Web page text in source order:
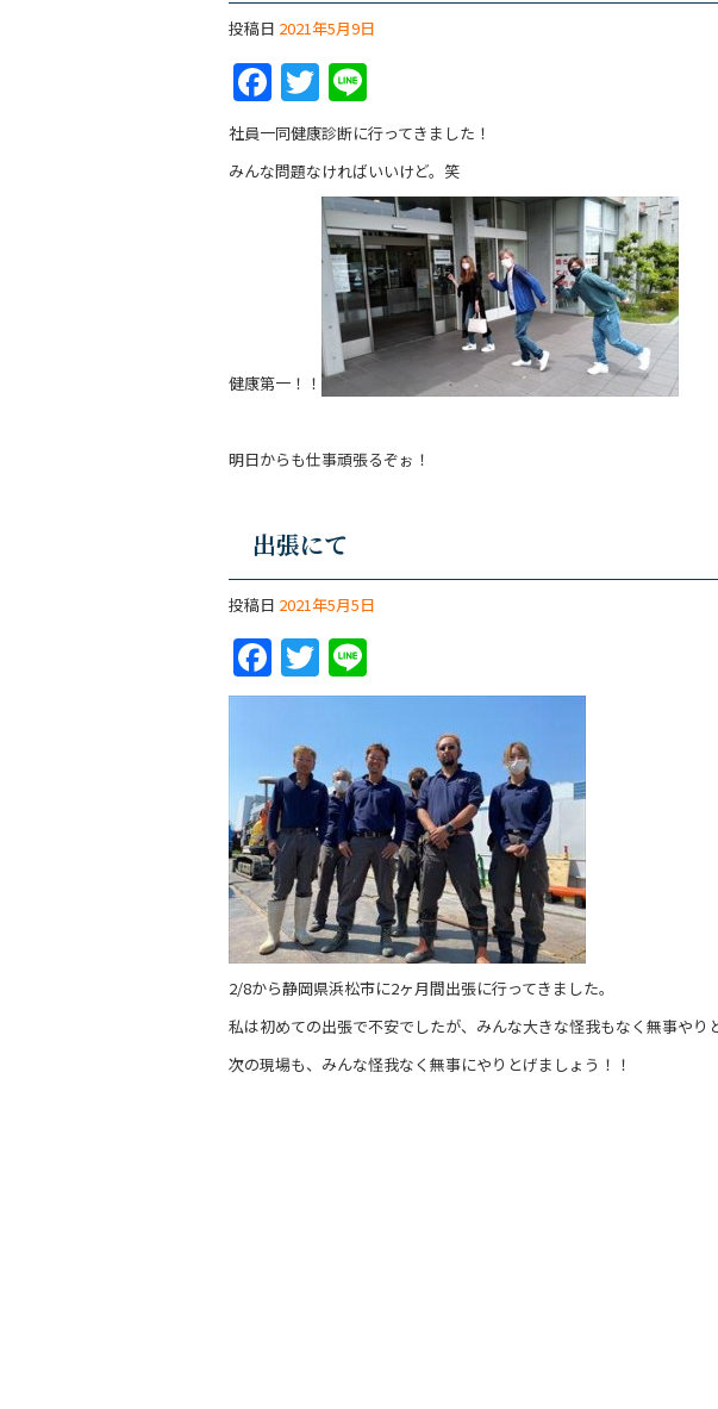
投稿日 2021年5月9日
F
a
c
e
T
w
itt
er
n
e
社員一同健康診断に行ってきました！
みんな問題なければいいけど。笑
健康第一！！
明日からも仕事頑張るぞぉ！
出張にて
投稿日 2021年5月5日
F
a
e
b
o
o
k
T
w
er
n
e
2/8から静岡県浜松市に2ヶ月間出張に行ってきました。
私は初めての出張で不安でしたが、みんな大きな怪我もなく無事やり
次の現場も、みんな怪我なく無事にやりとげましょう！！